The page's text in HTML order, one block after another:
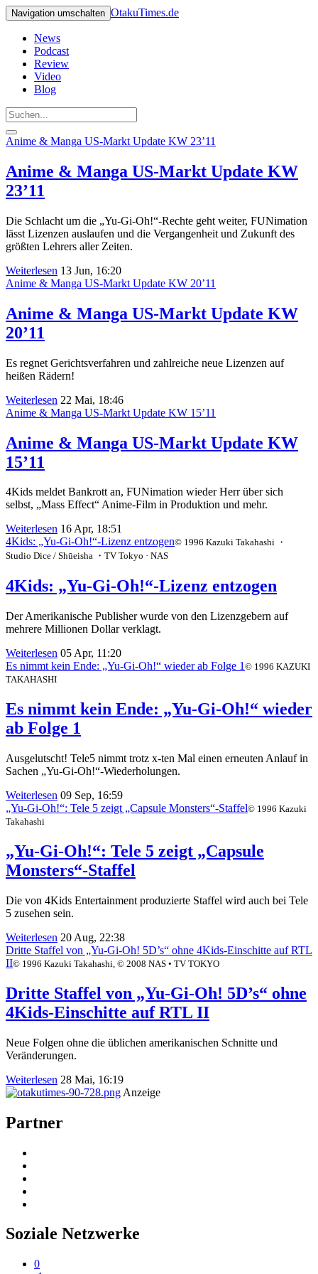
Navigation umschalten OtakuTimes.de
News
Podcast
Review
Video
Blog
Anime & Manga US-Markt Update KW 23’11
Anime & Manga US-Markt Update KW
23’11
Die Schlacht um die „Yu-Gi-Oh!“-Rechte geht weiter, FUNimation
lässt Lizenzen auslaufen und die Vergangenheit und Zukunft des
größten Lehrers aller Zeiten.
Weiterlesen 13 Jun, 16:20
Anime & Manga US-Markt Update KW 20’11
Anime & Manga US-Markt Update KW
20’11
Es regnet Gerichtsverfahren und zahlreiche neue Lizenzen auf
heißen Rädern!
Weiterlesen 22 Mai, 18:46
Anime & Manga US-Markt Update KW 15’11
Anime & Manga US-Markt Update KW
15’11
4Kids meldet Bankrott an, FUNimation wieder Herr über sich
selbst, „Mass Effect“ Anime-Film in Produktion und mehr.
Weiterlesen 16 Apr, 18:51
4Kids: „Yu-Gi-Oh!“-Lizenz entzogen© 1996 Kazuki Takahashi ・
Studio Dice / Shūeisha ・TV Tokyo · NAS
4Kids: „Yu-Gi-Oh!“-Lizenz entzogen
Der Amerikanische Publisher wurde von den Lizenzgebern auf
mehrere Millionen Dollar verklagt.
Weiterlesen 05 Apr, 11:20
Es nimmt kein Ende: „Yu-Gi-Oh!“ wieder ab Folge 1 © 1996 KAZUKI
TAKAHASHI
Es nimmt kein Ende: „Yu-Gi-Oh!“ wieder
ab Folge 1
Ausgelutscht! Tele5 nimmt trotz x-ten Mal einen erneuten Anlauf in
Sachen „Yu-Gi-Oh!“-Wiederholungen.
Weiterlesen 09 Sep, 16:59
„Yu-Gi-Oh!“: Tele 5 zeigt „Capsule Monsters“-Staffel© 1996 Kazuki
Takahashi
„Yu-Gi-Oh!“: Tele 5 zeigt „Capsule
Monsters“-Staffel
Die von 4Kids Entertainment produzierte Staffel wird auch bei Tele
5 zusehen sein.
Weiterlesen 20 Aug, 22:38
Dritte Staffel von „Yu-Gi-Oh! 5D’s“ ohne 4Kids-Einschitte auf RTL
II© 1996 Kazuki Takahashi, © 2008 NAS • TV TOKYO
Dritte Staffel von „Yu-Gi-Oh! 5D’s“ ohne
4Kids-Einschitte auf RTL II
Neue Folgen ohne die üblichen amerikanischen Schnitte und
Veränderungen.
Weiterlesen 28 Mai, 16:19
Anzeige
Partner
Soziale Netzwerke
0